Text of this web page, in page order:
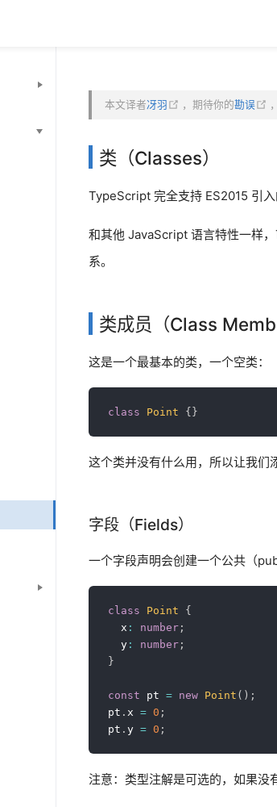
本文译者冴羽 (opens new
，期待你的勘误 ，
类（Classes）
TypeScript 完全支持 ES2015 引入
和其他 JavaScript 语言特性一样
系。
类成员（Class
这是一个最基本的类，一个空类：
class Point { }
这个类并没有什么用，所以让我们
字段（Fields）
一个字段声明会创建一个公共（
class Point
{
  x
: number ;
  y
: number ;
}
const pt = new Point ( ) ;
pt . x = 0 ;
pt . y = 0 ;
注意：类型注解是可选的，如果没